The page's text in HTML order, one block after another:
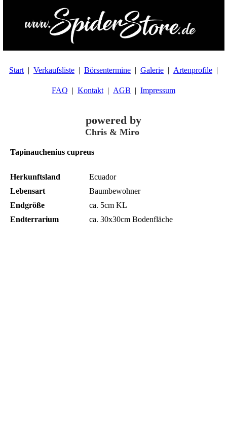
Start Verkaufsliste Börsentermine Galerie Artenprofile
FAQ Kontakt AGB Impressum
powered by
Chris & Miro
Tapinauchenius cupreus
Herkunftsland
Ecuador
Lebensart
Baumbewohner
Endgröße
ca. 5cm KL
Endterrarium
ca. 30x30cm Bodenfläche